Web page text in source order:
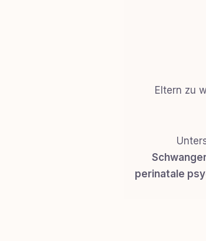
Eltern zu
perinatale